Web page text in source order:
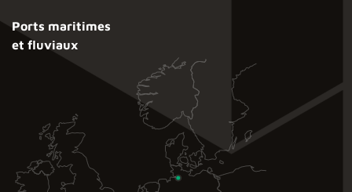
Ports maritimes
et fluviaux